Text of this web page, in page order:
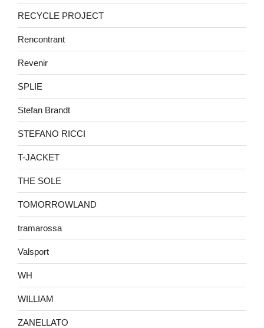
RECYCLE PROJECT
Rencontrant
Revenir
SPLIE
Stefan Brandt
STEFANO RICCI
T-JACKET
THE SOLE
TOMORROWLAND
tramarossa
Valsport
WH
WILLIAM
ZANELLATO